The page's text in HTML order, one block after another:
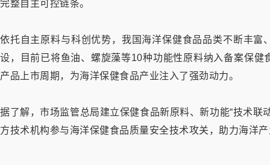
完整自主可控链条。
依托自主原料与科创优势，我国海洋保健食品品类不断丰
设，目前已将鱼油、螺旋藻等10种功能性原料纳入备案保
产品上市周期，为海洋保健食品产业注入了强劲动力。
据了解，市场监管总局建立保健食品新原料、新功能“技术联
方技术机构参与海洋保健食品质量安全技术攻关，助力海洋产